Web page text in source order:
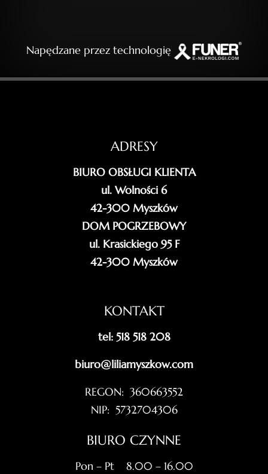
Napędzane przez technologię
ADRESY
BIURO OBSŁUGI KLIENTA
ul. Wolności 6
42-300 Myszków
DOM POGRZEBOWY
ul. Krasickiego 95 F
42-300 Myszków
KONTAKT
tel: 518 518 208
biuro@liliamyszkow.com
REGON: 360663552
NIP: 5732704306
BIURO CZYNNE
Pon – Pt 8.00 – 16.00